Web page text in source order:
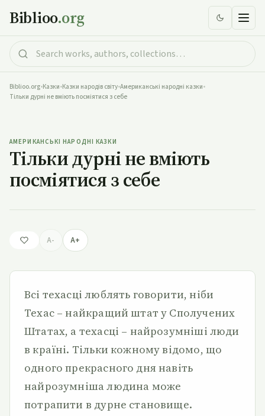
Biblioo.org
Biblioo.org•Казки•Казки народів світу•Американські народні казки•
Тільки дурні не вміють посміятися з себе
АМЕРИКАНСЬКІ НАРОДНІ КАЗКИ
Тільки дурні не вміють
посміятися з себе
A- A+
Всі техасці люблять говорити, ніби
Техас – найкращий штат у Сполучених
Штатах, а техасці – найрозумніші люди
в країні. Тільки кожному відомо, що
одного прекрасного дня навіть
найрозумніша людина може
потрапити в дурне становище.